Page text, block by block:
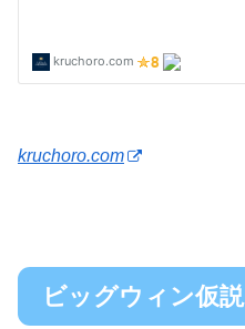
kruchoro.com
ビッグウィン仮説